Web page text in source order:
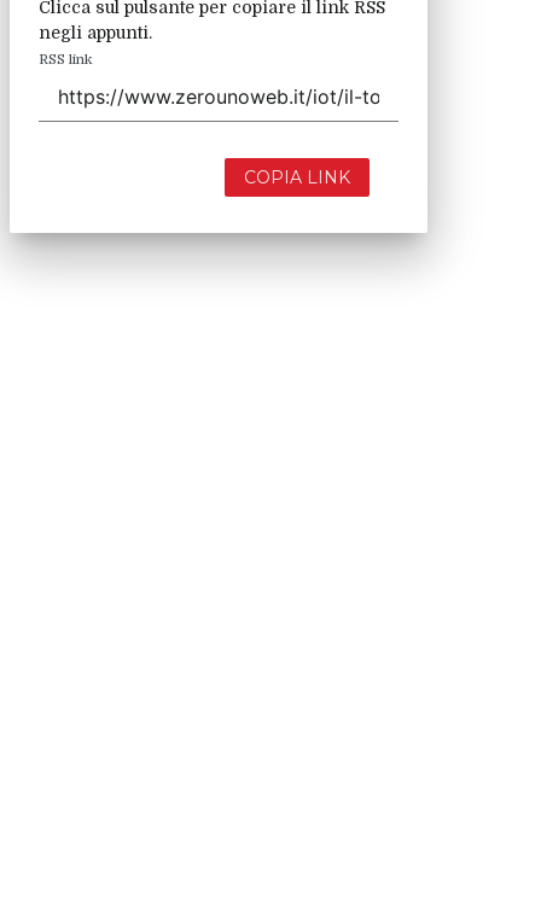
Clicca sul pulsante per copiare il link RSS
negli appunti.
RSS link
COPIA LINK